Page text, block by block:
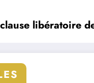
libératoire